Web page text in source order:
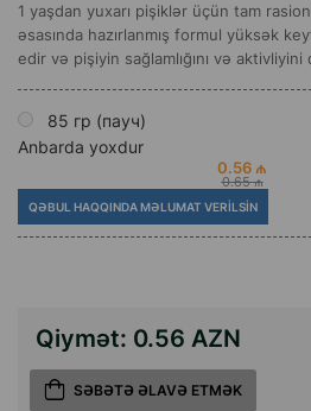
1 yaşdan yuxarı pişiklər üçün tam
əsasında hazırlanmış formul yüksək
edir və pişiyin sağlamlığını və aktivliyini
85 гр (пауч)
Anbarda yoxdur
0.56 ₼
0.65 ₼
QƏBUL HAQQINDA MƏLUMAT VERILSIN
Qiymət: 0.56 AZN
SƏBƏTƏ ƏLAVƏ ETMƏK